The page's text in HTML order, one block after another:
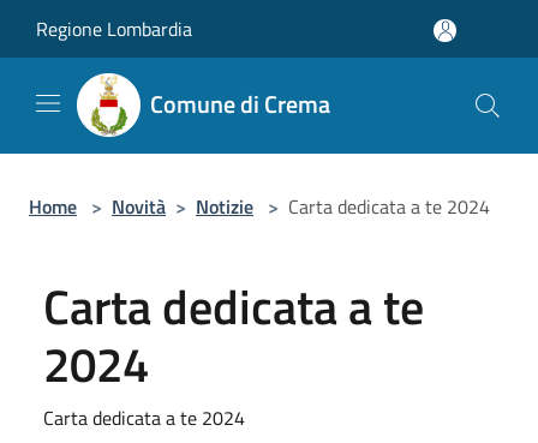
Regione Lombardia
Comune di Crema
Home > Novità > Notizie > Carta dedicata a te 2024
Carta dedicata a te
2024
Carta dedicata a te 2024